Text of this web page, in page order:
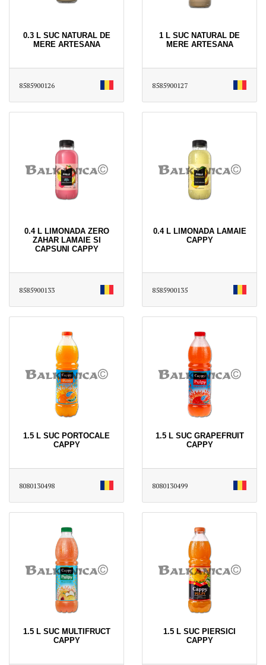
0.3 L SUC NATURAL DE
MERE ARTESANA
8585900126
1 L SUC NATURAL DE
MERE ARTESANA
8585900127
0.4 L LIMONADA ZERO
ZAHAR LAMAIE SI
CAPSUNI CAPPY
8585900133
0.4 L LIMONADA LAMAIE
CAPPY
8585900135
1.5 L SUC PORTOCALE
CAPPY
8080130498
1.5 L SUC GRAPEFRUIT
CAPPY
8080130499
1.5 L SUC MULTIFRUCT
CAPPY
1.5 L SUC PIERSICI
CAPPY